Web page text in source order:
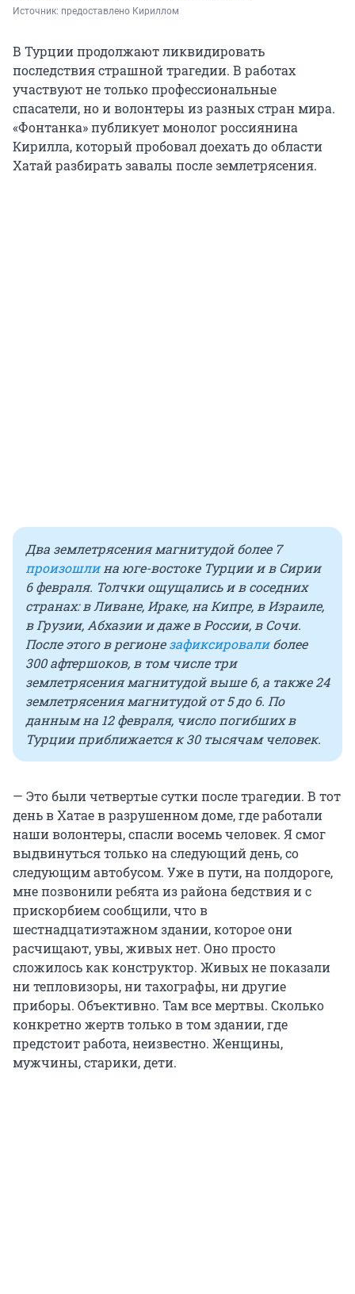
Источник: предоставлено Кириллом
В Турции продолжают ликвидировать
последствия страшной трагедии. В работах
участвуют не только профессиональные
спасатели, но и волонтеры из разных стран мира.
«Фонтанка» публикует монолог россиянина
Кирилла, который пробовал доехать до области
Хатай разбирать завалы после землетрясения.
Два землетрясения магнитудой более 7
произошли на юге-востоке Турции и в Сирии
6 февраля. Толчки ощущались и в соседних
странах: в Ливане, Ираке, на Кипре, в Израиле,
в Грузии, Абхазии и даже в России, в Сочи.
После этого в регионезафиксировалиболее
300 афтершоков, в том числе три
землетрясения магнитудой выше 6, а также 24
землетрясения магнитудой от 5 до 6. По
данным на 12 февраля, число погибших в
Турции приближается к 30 тысячам человек.
— Это были четвертые сутки после трагедии. В тот
день в Хатае в разрушенном доме, где работали
наши волонтеры, спасли восемь человек. Я смог
выдвинуться только на следующий день, со
следующим автобусом. Уже в пути, на полдороге,
мне позвонили ребята из района бедствия и с
прискорбием сообщили, что в
шестнадцатиэтажном здании, которое они
расчищают, увы, живых нет. Оно просто
сложилось как конструктор. Живых не показали
ни тепловизоры, ни тахографы, ни другие
приборы. Объективно. Там все мертвы. Сколько
конкретно жертв только в том здании, где
предстоит работа, неизвестно. Женщины,
мужчины, старики, дети.